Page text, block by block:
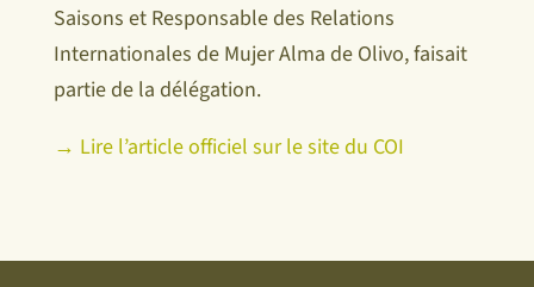
Saisons et Responsable des Relations
Internationales de Mujer Alma de Olivo, faisait
partie de la délégation.
→ Lire l’article officiel sur le site du COI